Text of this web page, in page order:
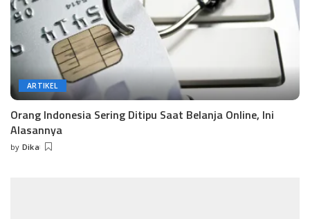
ARTIKEL
Orang Indonesia Sering Ditipu Saat Belanja Online, Ini
Alasannya
Posted
by Dika